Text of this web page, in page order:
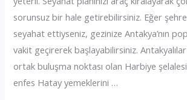
sorunsuz bir hale getirebilirsiniz. Eğer
seyahat ettiyseniz, gezinize Antakya’nın
vakit geçirerek başlayabilirsiniz.
ortak buluşma noktası olan Harbiye
enfes Hatay yemeklerini …